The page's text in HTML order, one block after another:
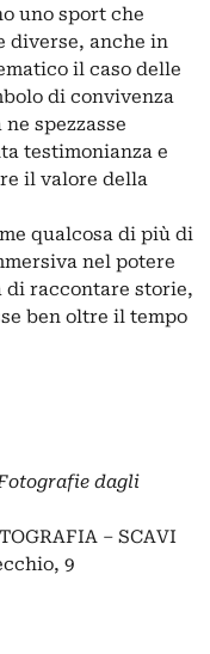
uno sport che
diverse, anche in
il caso delle
di convivenza
spezzasse
testimonianza e
il valore della
qualcosa di più di
nel potere
di raccontare storie,
ben oltre il tempo
dagli
– SCAVI
9